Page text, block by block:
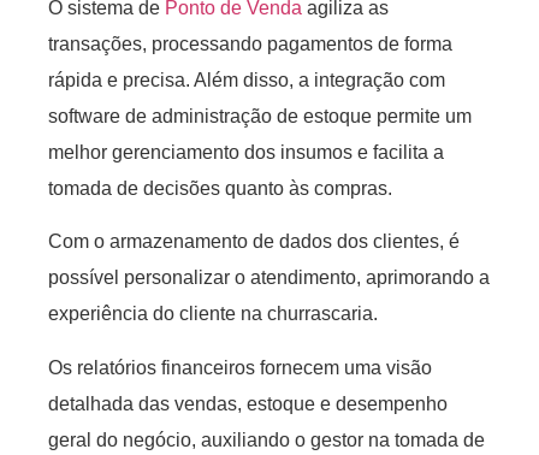
O sistema de Ponto de Venda agiliza as
transações, processando pagamentos de forma
rápida e precisa. Além disso, a integração com
software de administração de estoque permite um
melhor gerenciamento dos insumos e facilita a
tomada de decisões quanto às compras.
Com o armazenamento de dados dos clientes, é
possível personalizar o atendimento, aprimorando a
experiência do cliente na churrascaria.
Os relatórios financeiros fornecem uma visão
detalhada das vendas, estoque e desempenho
geral do negócio, auxiliando o gestor na tomada de